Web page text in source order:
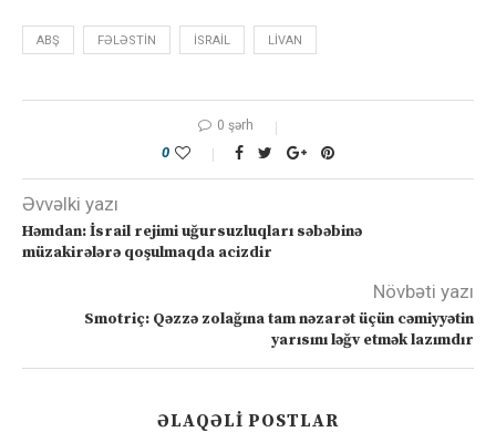
ABŞ FƏLƏSTIN ISRAIL LIVAN
0 şərh
0
Əvvəlki yazı
Həmdan: İsrail rejimi uğursuzluqları səbəbinə
müzakirələrə qoşulmaqda acizdir
Növbəti yazı
Smotriç: Qəzzə zolağına tam nəzarət üçün cəmiyyətin
yarısını ləğv etmək lazımdır
ƏLAQƏLI POSTLAR